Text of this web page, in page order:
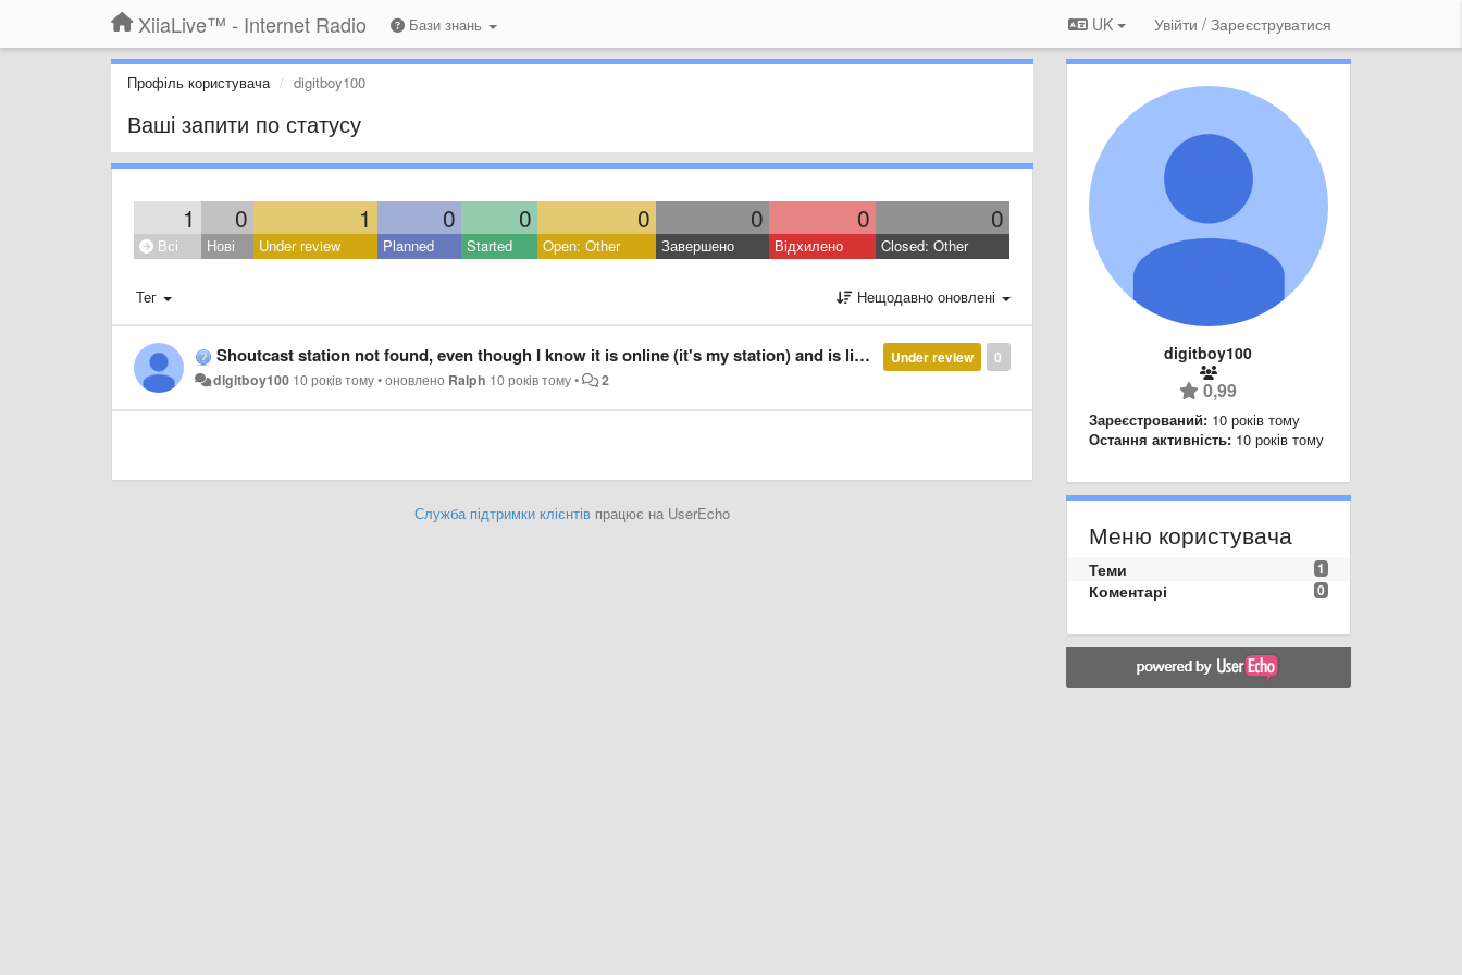
XiiaLive™ - Internet Radio Бази знань UK Увійти / Зареєструватися
Профіль користувача digitboy100
Ваші запити по статусу
1 0 1 0 0 0 0 0 0
Всі Нові Under review Planned Started Open: Other Завершено Відхилено Closed: Other
Тег Нещодавно оновлені
0
Under review
Shoutcast station not found, even though I know it is online (it's my station) and is listed in the search on shoutcast.com
digitboy100 10 років тому•оновлено Ralph 10 років тому• 2
Служба підтримки клієнтівпрацює на UserEcho
digitboy100
0,99
Зареєстрований: 10 років тому
Остання активність: 10 років тому
Меню користувача
1
Теми
0
Коментарі